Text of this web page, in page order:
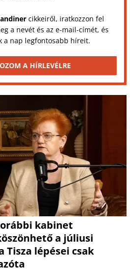
cikkeiről, iratkozzon fel
a nevét és az e-mail-címét, és
a nap legfontosabb híreit.
A HÍRLEVÉLRE
kabinet
a júliusi
Tisza lépései csak